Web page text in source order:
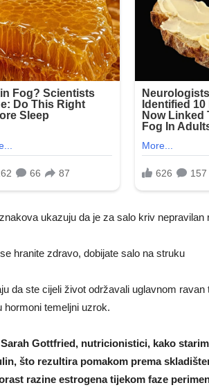
ukazuju da je za salo kriv nepravilan
hranite zdravo, dobijate salo na struku
da ste cijeli život održavali uglavnom
hormoni temeljni uzrok.
Sarah Gottfried, nutricionistici, kako
što rezultira pomakom prema
razine estrogena tijekom faze